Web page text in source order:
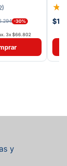
)
-30%
3x$66.802
★
y